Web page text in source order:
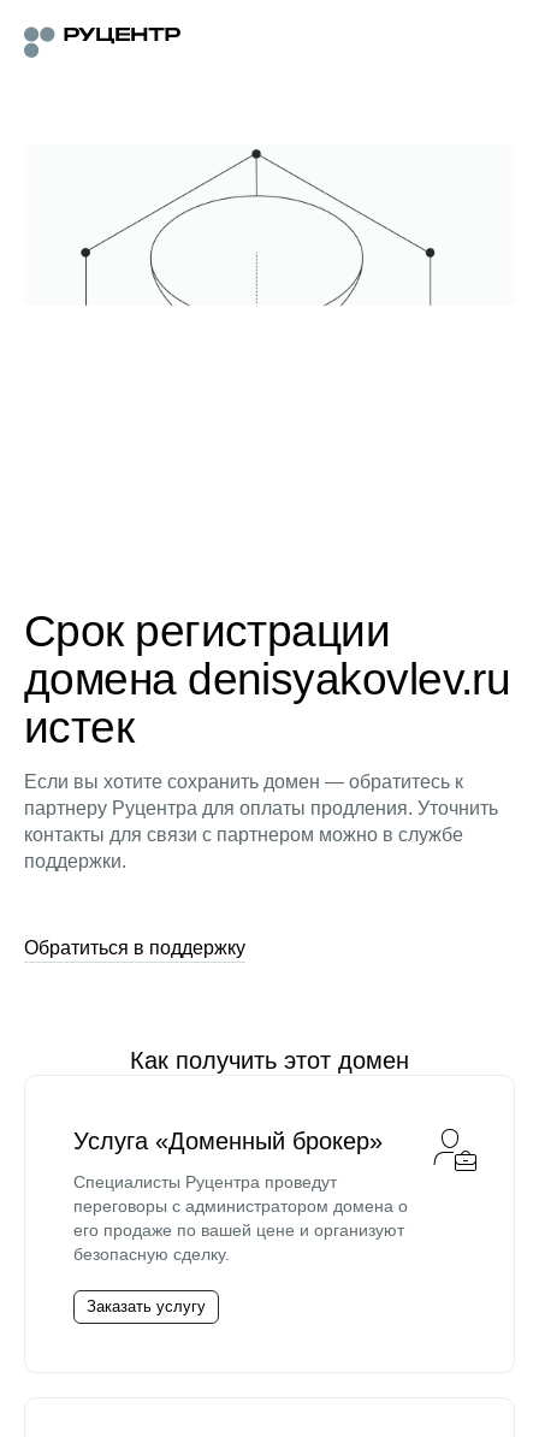
Срок регистрации
домена denisyakovlev.ru
истек
Если вы хотите сохранить домен — обратитесь к
партнеру Руцентра для оплаты продления. Уточнить
контакты для связи с партнером можно в службе
поддержки.
Обратиться в поддержку
Как получить этот домен
Услуга «Доменный брокер»
Специалисты Руцентра проведут
переговоры с администратором домена о
его продаже по вашей цене и организуют
безопасную сделку.
Заказать услугу